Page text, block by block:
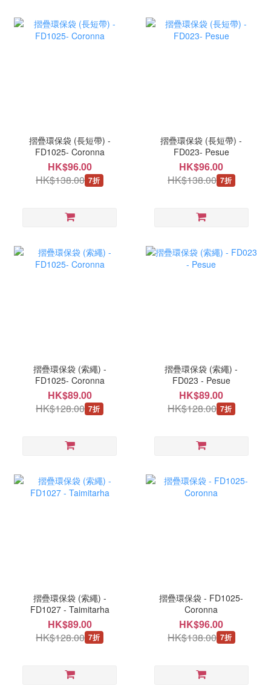
摺疊環保袋 (長短帶) -
FD1025- Coronna
HK$96.00
HK$138.00 7折
摺疊環保袋 (長短帶) -
FD023- Pesue
HK$96.00
HK$138.00 7折
摺疊環保袋 (索繩) -
FD1025- Coronna
HK$89.00
HK$128.00 7折
摺疊環保袋 (索繩) -
FD023 - Pesue
HK$89.00
HK$128.00 7折
摺疊環保袋 (索繩) -
FD1027 - Taimitarha
HK$89.00
HK$128.00 7折
摺疊環保袋 - FD1025-
Coronna
HK$96.00
HK$138.00 7折